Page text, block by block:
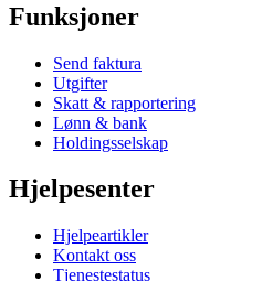
Funksjoner
Send faktura
Utgifter
Skatt & rapportering
Lønn & bank
Holdingsselskap
Hjelpesenter
Hjelpeartikler
Kontakt oss
Tjenestestatus